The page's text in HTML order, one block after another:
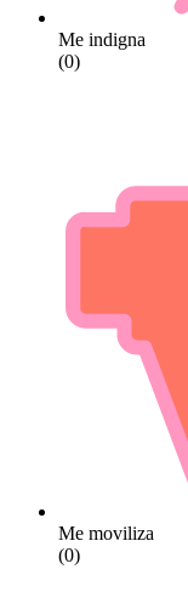
Me indigna
(0)
Me moviliza
(0)